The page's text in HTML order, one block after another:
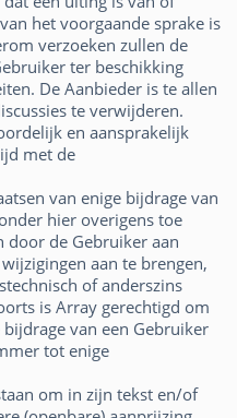
het voorgaande sprake is
verzoeken zullen de
ter beschikking
De Aanbieder is te allen
te verwijderen.
en aansprakelijk
met de
van enige bijdrage van
hier overigens toe
door de Gebruiker aan
aan te brengen,
of anderszins
is Array gerechtigd om
van een Gebruiker
tot enige
om in zijn tekst en/of